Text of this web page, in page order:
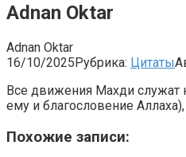
Adnan Oktar
Adnan Oktar
16/10/2025Рубрика: Цитаты
Все движения Махди служат
ему и благословение
Похожие записи: